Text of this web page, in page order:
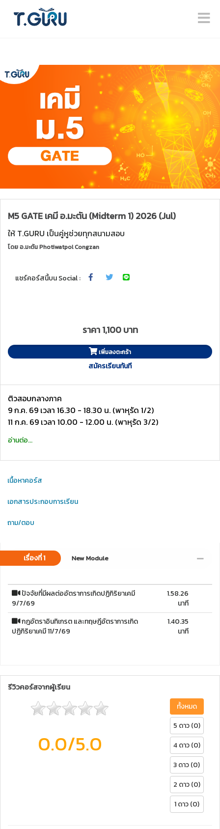
M5 GATE เคมี อ.มะตัน (Midterm 1) 2026 (Jul)
ให้ T.GURU เป็นคู่หูช่วยทุกสนามสอบ
โดยอ.มะตัน Photiwatpol Congzan
แชร์คอร์สนี้บน Social :
ราคา 1,100 บาท
เพิ่มลงตะกร้า
สมัครเรียนทันที
ติวสอบกลางภาค
9 ก.ค. 69 เวลา 16.30 - 18.30 น. (พาหุรัด 1/2)
11 ก.ค. 69 เวลา 10.00 - 12.00 น. (พาหุรัด 3/2)
อ่านต่อ...
เนื้อหาคอร์ส
เอกสารประกอบการเรียน
ถาม/ตอบ
เรื่องที่ 1 New Module
ปัจจัยที่มีผลต่ออัตราการเกิดปฏิกิริยาเคมี
9/7/69
1.58.26
นาที
กฎอัตราอินทิเกรต และทฤษฎีอัตราการเกิด
ปฏิกิริยาเคมี 11/7/69
1.40.35
นาที
รีวิวคอร์สจากผู้เรียน
0.0/5.0
ทั้งหมด
5 ดาว (0)
4 ดาว (0)
3 ดาว (0)
2 ดาว (0)
1 ดาว (0)